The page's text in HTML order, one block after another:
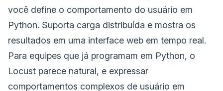
você define o comportamento do usuário em
Python. Suporta carga distribuída e mostra os
resultados em uma interface web em tempo real.
Para equipes que já programam em Python, o
Locust parece natural, e expressar
comportamentos complexos de usuário em